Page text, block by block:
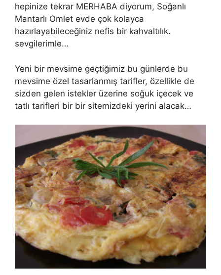
hepinize tekrar MERHABA diyorum, Soğanlı
Mantarlı Omlet evde çok kolayca
hazırlayabileceğiniz nefis bir kahvaltılık.
sevgilerimle…
Yeni bir mevsime geçtiğimiz bu günlerde bu
mevsime özel tasarlanmış tarifler, özellikle de
sizden gelen istekler üzerine soğuk içecek ve
tatlı tarifleri bir bir sitemizdeki yerini alacak…